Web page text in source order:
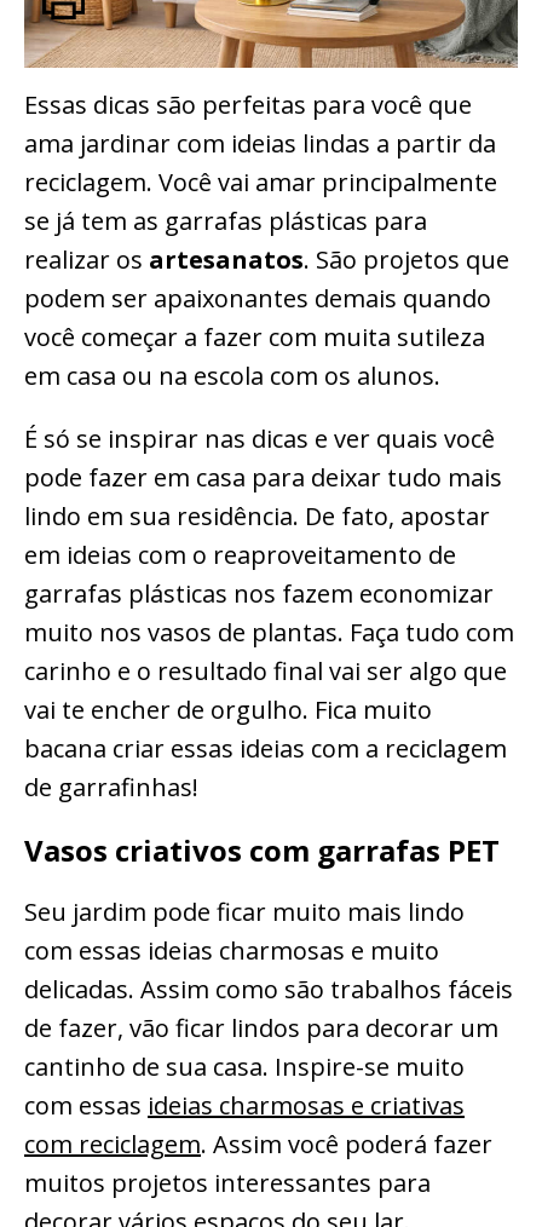
Essas dicas são perfeitas para você que
ama jardinar com ideias lindas a partir da
reciclagem. Você vai amar principalmente
se já tem as garrafas plásticas para
realizar os artesanatos. São projetos que
podem ser apaixonantes demais quando
você começar a fazer com muita sutileza
em casa ou na escola com os alunos.
É só se inspirar nas dicas e ver quais você
pode fazer em casa para deixar tudo mais
lindo em sua residência. De fato, apostar
em ideias com o reaproveitamento de
garrafas plásticas nos fazem economizar
muito nos vasos de plantas. Faça tudo com
carinho e o resultado final vai ser algo que
vai te encher de orgulho. Fica muito
bacana criar essas ideias com a reciclagem
de garrafinhas!
Vasos criativos com garrafas PET
Seu jardim pode ficar muito mais lindo
com essas ideias charmosas e muito
delicadas. Assim como são trabalhos fáceis
de fazer, vão ficar lindos para decorar um
cantinho de sua casa. Inspire-se muito
com essas ideias charmosas e criativas
com reciclagem. Assim você poderá fazer
muitos projetos interessantes para